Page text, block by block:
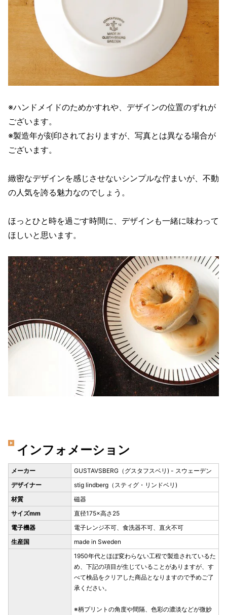
※ハンドメイドのためかすれや、デザインの位置のずれが
ございます。
※製造年が刻印されておりますが、写真とは異なる場合が
ございます。
緻密なデザインを感じさせないシンプルな佇まいが、不動
の人気を誇る魅力なのでしょう。
ほっとひと時を過ごす時間に、デザインも一緒に味わって
ほしいと思います。
インフォメーション
メーカー
GUSTAVSBERG（グスタフスベリ) - スウェーデン
デザイナー
stig lindberg（スティグ・リンドベリ)
材質
磁器
サイズmm
直径175×高さ25
電子機器
電子レンジ不可、食洗器不可、直火不可
生産国
made in Sweden
1950年代とほぼ変わらない工程で製造されているた
め、下記の項目が生じていることがありますが、す
べて検品をクリアした商品となりますので予めご了
承ください。
※柄プリントの角度や間隔、色彩の濃淡などが微妙